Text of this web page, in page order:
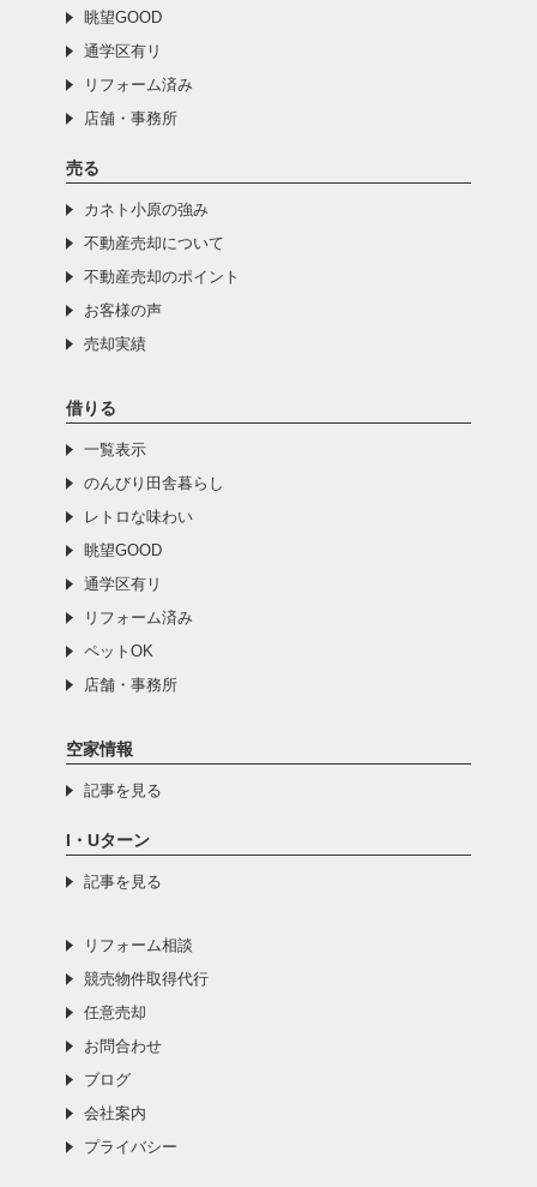
眺望GOOD
通学区有リ
リフォーム済み
店舗・事務所
売る
カネト小原の強み
不動産売却について
不動産売却のポイント
お客様の声
売却実績
借りる
一覧表示
のんびり田舎暮らし
レトロな味わい
眺望GOOD
通学区有リ
リフォーム済み
ペットOK
店舗・事務所
空家情報
記事を見る
I・Uターン
記事を見る
リフォーム相談
競売物件取得代行
任意売却
お問合わせ
ブログ
会社案内
プライバシー